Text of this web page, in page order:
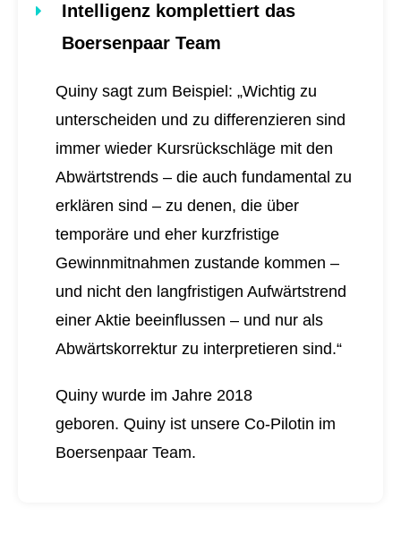
Intelligenz komplettiert das
Boersenpaar Team
Quiny sagt zum Beispiel: „Wichtig zu
unterscheiden und zu differenzieren sind
immer wieder Kursrückschläge mit den
Abwärtstrends – die auch fundamental zu
erklären sind – zu denen, die über
temporäre und eher kurzfristige
Gewinnmitnahmen zustande kommen –
und nicht den langfristigen Aufwärtstrend
einer Aktie beeinflussen – und nur als
Abwärtskorrektur zu interpretieren sind.“
Quiny wurde im Jahre 2018
geboren. Quiny ist unsere Co-Pilotin im
Boersenpaar Team.